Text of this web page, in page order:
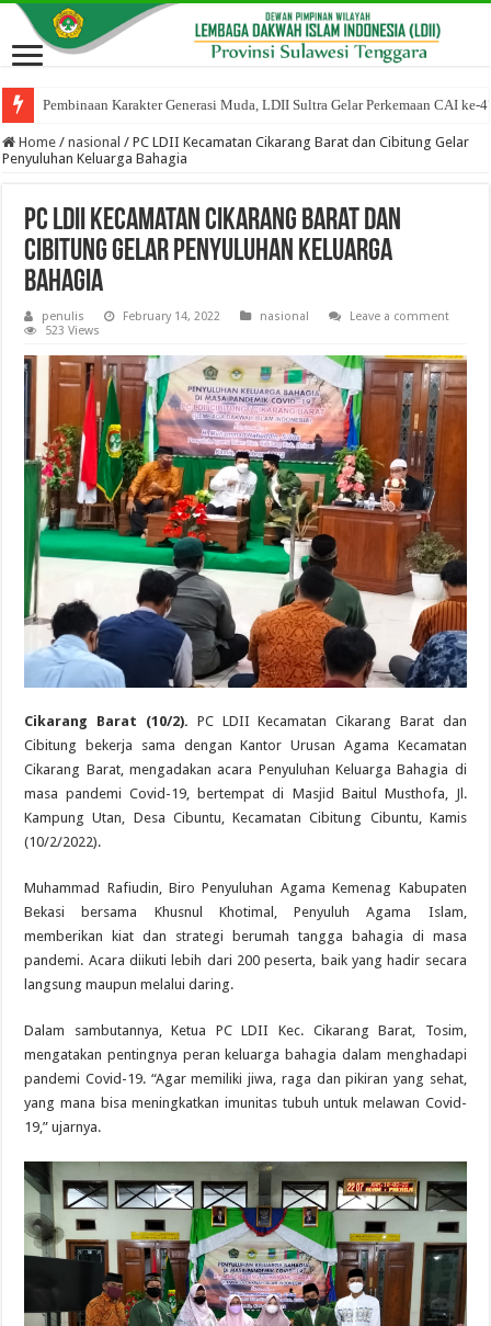
Pembinaan Karakter Generasi Muda, LDII Sultra Gelar Perkemaan CAI ke-
Home / nasional / PC LDII Kecamatan Cikarang Barat dan Cibitung Gelar
Penyuluhan Keluarga Bahagia
PC LDII Kecamatan Cikarang Barat dan
Cibitung Gelar Penyuluhan Keluarga
Bahagia
penulis February 14, 2022 nasional
Leave a comment
523 Views
Cikarang Barat (10/2). PC LDII Kecamatan Cikarang Barat dan
Cibitung bekerja sama dengan Kantor Urusan Agama Kecamatan
Cikarang Barat, mengadakan acara Penyuluhan Keluarga Bahagia di
masa pandemi Covid-19, bertempat di Masjid Baitul Musthofa, Jl.
Kampung Utan, Desa Cibuntu, Kecamatan Cibitung Cibuntu, Kamis
(10/2/2022).
Muhammad Rafiudin, Biro Penyuluhan Agama Kemenag Kabupaten
Bekasi bersama Khusnul Khotimal, Penyuluh Agama Islam,
memberikan kiat dan strategi berumah tangga bahagia di masa
pandemi. Acara diikuti lebih dari 200 peserta, baik yang hadir secara
langsung maupun melalui daring.
Dalam sambutannya, Ketua PC LDII Kec. Cikarang Barat, Tosim,
mengatakan pentingnya peran keluarga bahagia dalam menghadapi
pandemi Covid-19. “Agar memiliki jiwa, raga dan pikiran yang sehat,
yang mana bisa meningkatkan imunitas tubuh untuk melawan Covid-
19,” ujarnya.